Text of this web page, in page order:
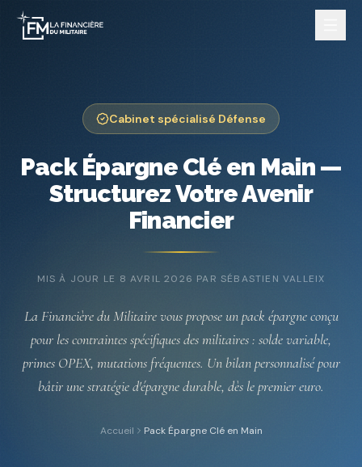
Nos services
Cabinet spécialisé Défense
Pack Épargne Clé en Main —
Structurez Votre Avenir
Financier
MIS À JOUR LE 8 AVRIL 2026 PAR SÉBASTIEN VALLEIX
La Financière du Militaire vous propose un pack épargne conçu
pour les contraintes spécifiques des militaires : solde variable,
primes OPEX, mutations fréquentes. Un bilan personnalisé pour
bâtir une stratégie d'épargne durable, dès le premier euro.
Accueil Pack Épargne Clé en Main